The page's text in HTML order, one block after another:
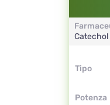
Catechol
Tipo
Potenza